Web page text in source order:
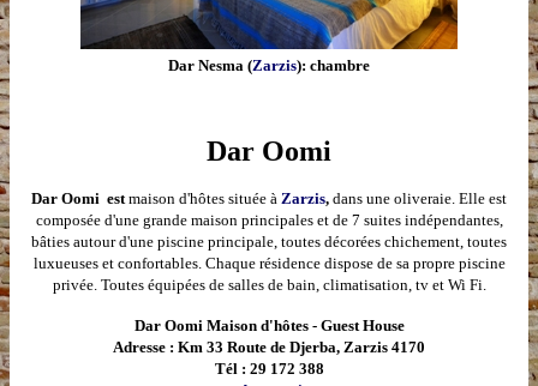
Dar Nesma (Zarzis): chambre
Dar Oomi
Dar Oomi estmaison d'hôtes située à Zarzis, dans une oliveraie. Elle est
composée d'une grande maison principales et de 7 suites indépendantes,
bâties autour d'une piscine principale, toutes décorées chichement, toutes
luxueuses et confortables. Chaque résidence dispose de sa propre piscine
privée. Toutes équipées de salles de bain, climatisation, tv et Wi Fi.
Dar Oomi Maison d'hôtes - Guest House
Adresse : Km 33 Route de Djerba, Zarzis 4170
Tél : 29 172 388